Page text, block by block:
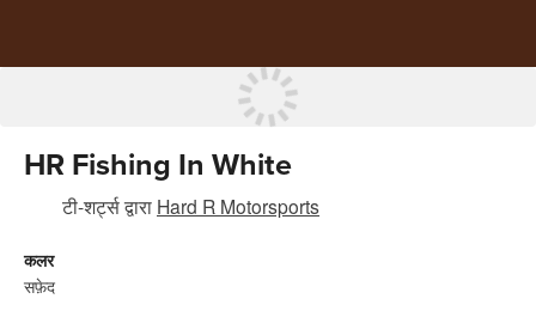
HR Fishing In White
टी-शर्ट्सद्वारा Hard R Motorsports
कलर
सफ़ेद